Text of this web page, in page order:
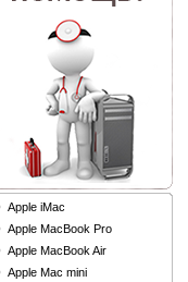
Apple iMac
Apple MacBook Pro
Apple MacBook Air
Apple Mac mini